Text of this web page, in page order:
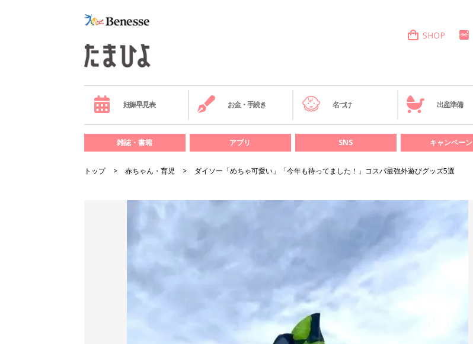
SHOP
妊娠早見表 お金・手続き 名づけ 出産準備
雑誌・書籍 アプリ SNS キャンペーン
トップ 赤ちゃん・育児 ダイソー「めちゃ可愛い」「今年も待ってました！」コスパ最強外遊びグッズ5選